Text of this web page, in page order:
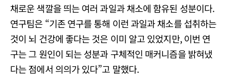
채로운 색깔을 띄는 여러 과일과 채소에 함유된 성분이다.
연구팀은 “기존 연구를 통해 이런 과일과 채소를 섭취하는
것이 뇌 건강에 좋다는 것은 이미 알고 있었지만, 이번 연
구는 그 원인이 되는 성분과 구체적인 매커니즘을 밝혀냈
다는 점에서 의의가 있다”고 말했다.